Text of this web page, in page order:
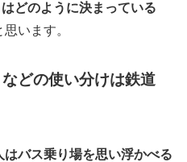
どのように決まっている
います。
などの使い分けは鉄道
はバス乗り場を思い浮かべる